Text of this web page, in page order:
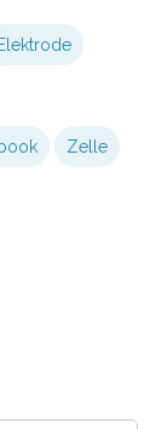
Elektrode
Zelle